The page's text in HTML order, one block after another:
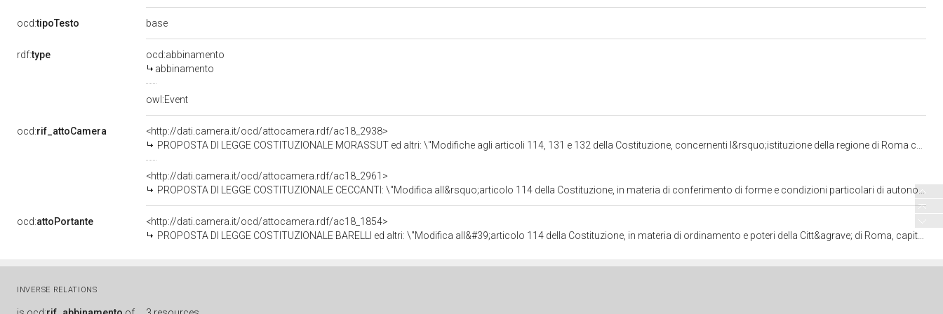
ocd:tipoTesto base
rdf:type
ocd:abbinamento
abbinamento
owl:Event
ocd:rif_attoCamera
<http://dati.camera.it/ocd/attocamera.rdf/ac18_2938>
PROPOSTA DI LEGGE COSTITUZIONALE MORASSUT ed altri: \"Modifiche agli articoli 114, 131 e 132 della Costituzione, concernenti l&rsquo;istituzione della regione di Roma capitale della Repubblica\" (2938) ^^http://www.w3.org/2001/XMLSchema#string
<http://dati.camera.it/ocd/attocamera.rdf/ac18_2961>
PROPOSTA DI LEGGE COSTITUZIONALE CECCANTI: \"Modifica all&rsquo;articolo 114 della Costituzione, in materia di conferimento di forme e condizioni particolari di autonomia alla citt&agrave; di Roma, capitale della Repubblica\" (2961) ^^http://www.w3.org/2001/XMLSchema#string
ocd:attoPortante
<http://dati.camera.it/ocd/attocamera.rdf/ac18_1854>
PROPOSTA DI LEGGE COSTITUZIONALE BARELLI ed altri: \"Modifica all&#39;articolo 114 della Costituzione, in materia di ordinamento e poteri della Citt&agrave; di Roma, capitale della Repubblica\" (1854) ^^http://www.w3.org/2001/XMLSchema#string
INVERSE RELATIONS